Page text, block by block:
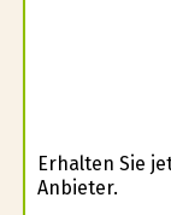
Erhalten Sie
Anbieter.